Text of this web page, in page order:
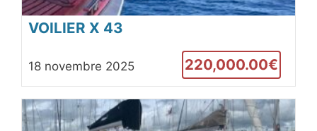
VOILIER X 43
18 novembre 2025 220,000.00€